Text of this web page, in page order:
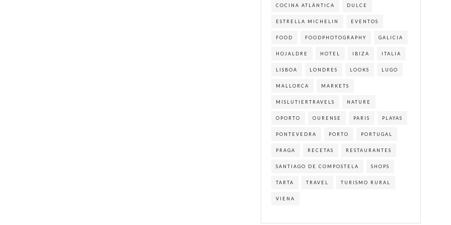
COCINA ATLÁNTICA DULCE
ESTRELLA MICHELIN EVENTOS
FOOD FOODPHOTOGRAPHY GALICIA
HOJALDRE HOTEL IBIZA ITALIA
LISBOA LONDRES LOOKS LUGO
MALLORCA MARKETS
MISLUTIERTRAVELS NATURE
OPORTO OURENSE PARIS PLAYAS
PONTEVEDRA PORTO PORTUGAL
PRAGA RECETAS RESTAURANTES
SANTIAGO DE COMPOSTELA SHOPS
TARTA TRAVEL TURISMO RURAL
VIENA